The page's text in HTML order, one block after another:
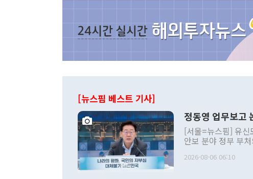
[뉴스핌 베스트 기사]
정동영 업무보고
[서울=뉴스핌] 유신
안보 분야 정부 부
발언 중에는 정부
2026-08-06 06:10